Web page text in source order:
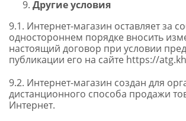
Другие условия
9.1. Интернет-магазин оставляет за
одностороннем порядке вносить
настоящий договор при условии
публикации его на сайте https://
9.2. Интернет-магазин создан для
дистанционного способа продажи
Интернет.